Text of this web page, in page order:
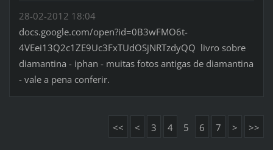
28-02-2012 18:04
docs.google.com/open?id=0B3wFMO6t-
4VEei13Q2c1ZE9Uc3FxTUdOSjNRTzdyQQ livro sobre
diamantina - iphan - muitas fotos antigas de diamantina
- vale a pena conferir.
<< < 3 4 5 6 7 > >>